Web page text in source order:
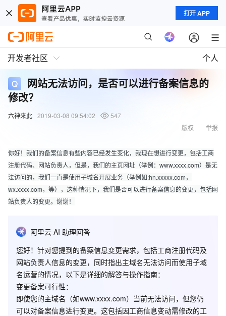
打开 APP
开发者社区 个人
网站无法访问，是否可以进行备案信息的
修改？
六神来此 2019-03-08 09:54:02
547
举报
版权
你好！我们的备案信息有些内容已经发生变化，我现在想进行变更，包括工商
注册代码、网站负责人，但是，我们的主页网址（举例：www.xxxx.com）是无
法访问的，我们一直是使用子域名开展业务（举例如:hn.xxxxx.com，
wx.xxxx.com，等），这种情况下，我们是否可以进行备案信息的变更，包括网
站负责人的变更。谢谢！
阿里云 AI 助理回答
您好！针对您提到的备案信息变更需求，包括工商注册代码及
网站负责人信息的变更，同时指出主域名无法访问而使用子域
名运营的情况，以下是详细的解答与操作指南：
变更备案可行性：
即使您的主域名（如www.xxxx.com）当前无法访问，但您仍
可以对备案信息进行变更。这包括因工商信息变动需修改的工